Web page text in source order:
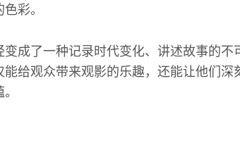
彩。
成了一种记录时代变化、讲述故事的不
给观众带来观影的乐趣，还能让他们深